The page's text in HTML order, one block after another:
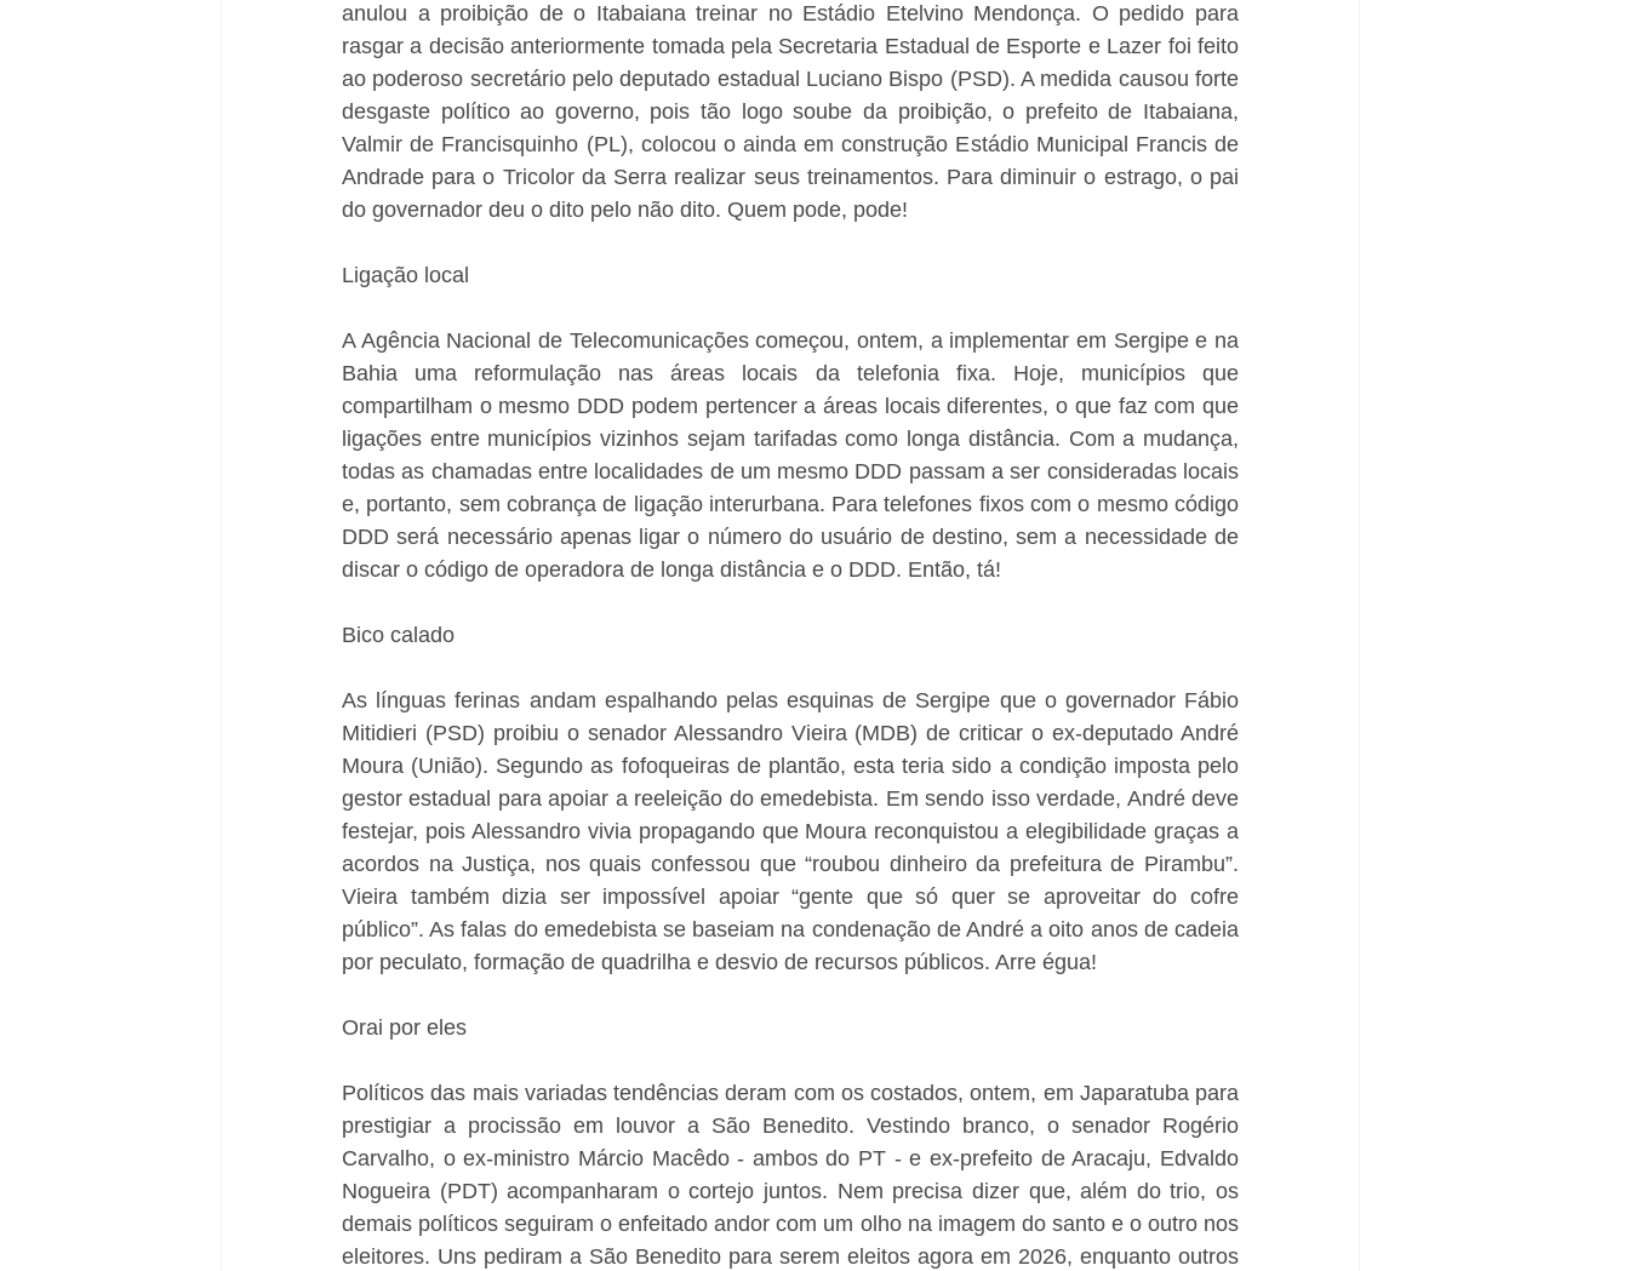
anulou a proibição de o Itabaiana treinar no Estádio Etelvino Mendonça. O pedido para
rasgar a decisão anteriormente tomada pela Secretaria Estadual de Esporte e Lazer foi feito
ao poderoso secretário pelo deputado estadual Luciano Bispo (PSD). A medida causou forte
desgaste político ao governo, pois tão logo soube da proibição, o prefeito de Itabaiana,
Valmir de Francisquinho (PL), colocou o ainda em construção Estádio Municipal Francis de
Andrade para o Tricolor da Serra realizar seus treinamentos. Para diminuir o estrago, o pai
do governador deu o dito pelo não dito. Quem pode, pode!
Ligação local
A Agência Nacional de Telecomunicações começou, ontem, a implementar em Sergipe e na
Bahia uma reformulação nas áreas locais da telefonia fixa. Hoje, municípios que
compartilham o mesmo DDD podem pertencer a áreas locais diferentes, o que faz com que
ligações entre municípios vizinhos sejam tarifadas como longa distância. Com a mudança,
todas as chamadas entre localidades de um mesmo DDD passam a ser consideradas locais
e, portanto, sem cobrança de ligação interurbana. Para telefones fixos com o mesmo código
DDD será necessário apenas ligar o número do usuário de destino, sem a necessidade de
discar o código de operadora de longa distância e o DDD. Então, tá!
Bico calado
As línguas ferinas andam espalhando pelas esquinas de Sergipe que o governador Fábio
Mitidieri (PSD) proibiu o senador Alessandro Vieira (MDB) de criticar o ex-deputado André
Moura (União). Segundo as fofoqueiras de plantão, esta teria sido a condição imposta pelo
gestor estadual para apoiar a reeleição do emedebista. Em sendo isso verdade, André deve
festejar, pois Alessandro vivia propagando que Moura reconquistou a elegibilidade graças a
acordos na Justiça, nos quais confessou que “roubou dinheiro da prefeitura de Pirambu”.
Vieira também dizia ser impossível apoiar “gente que só quer se aproveitar do cofre
público”. As falas do emedebista se baseiam na condenação de André a oito anos de cadeia
por peculato, formação de quadrilha e desvio de recursos públicos. Arre égua!
Orai por eles
Políticos das mais variadas tendências deram com os costados, ontem, em Japaratuba para
prestigiar a procissão em louvor a São Benedito. Vestindo branco, o senador Rogério
Carvalho, o ex-ministro Márcio Macêdo - ambos do PT - e ex-prefeito de Aracaju, Edvaldo
Nogueira (PDT) acompanharam o cortejo juntos. Nem precisa dizer que, além do trio, os
demais políticos seguiram o enfeitado andor com um olho na imagem do santo e o outro nos
eleitores. Uns pediram a São Benedito para serem eleitos agora em 2026, enquanto outros